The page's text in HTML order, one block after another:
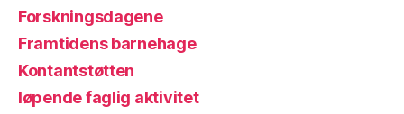
Forskningsdagene
Framtidens barnehage
Kontantstøtten
løpende faglig aktivitet